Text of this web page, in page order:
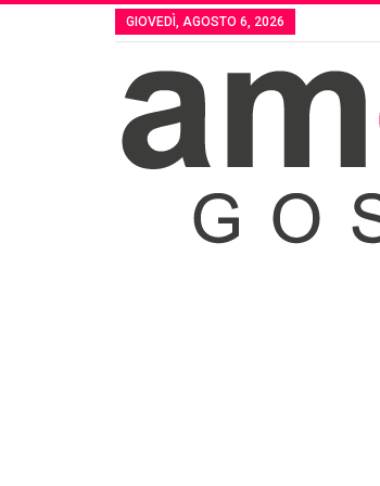
GIOVEDÌ, AGOSTO 6, 2026